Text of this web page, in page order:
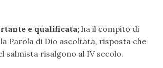
e qualificata; ha il compito di
Parola di Dio ascoltata, risposta che
salmista risalgono al IV secolo.